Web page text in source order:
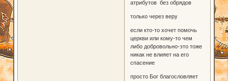
атрибутов без обрядов
только через веру
если кто-то хочет помочь
церкви или кому-то чем
либо добровольно-это тоже
никак не влияет на его
спасение
просто Бог благословляет